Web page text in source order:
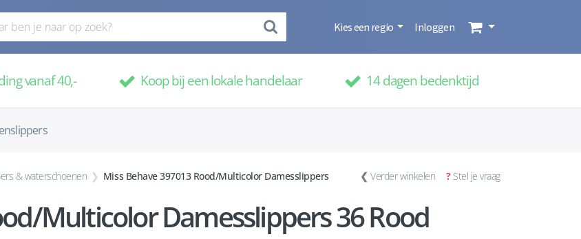
Kies een regio Inloggen
vanaf 40,- Koop bij een lokale handelaar 14 dagen bedenktijd
& waterschoenen Miss Behave 397013 Rood/Multicolor Damesslippers ❮ Verder winkelen ? Stel je vraag
Multicolor Damesslippers 36 Rood